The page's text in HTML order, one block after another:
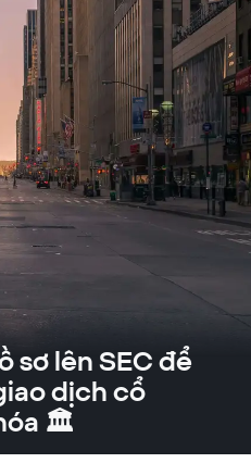
sơ lên ​​SEC để
dịch cổ
🏛️